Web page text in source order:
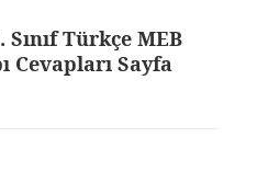
Sınıf Türkçe MEB
Cevapları Sayfa